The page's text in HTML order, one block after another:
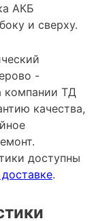
АКБ
и сверху.
-
компании ТД
качества,
доступны
.